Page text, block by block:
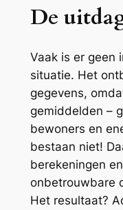
De
Vaak is er geen
situatie. Het
gegevens,
gemiddelden –
bewoners en
bestaan niet!
berekeningen
onbetrouwbare
Het resultaat?